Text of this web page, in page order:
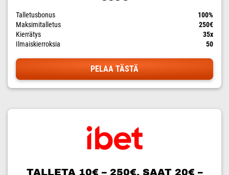
Talletusbonus
100%
Maksimitalletus
250€
Kierrätys
35x
Ilmaiskierroksia
50
PELAA TÄSTÄ
TALLETA 10€ – 250€, SAAT 20€ –